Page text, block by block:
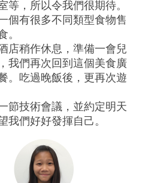
等，所以令我們很期待。
個有很多不同類型食物售
。
店稍作休息，準備一會兒
我們再次回到這個美食廣
。吃過晚飯後，更再次遊
節技術會議，並約定明天
我們好好發揮自己。